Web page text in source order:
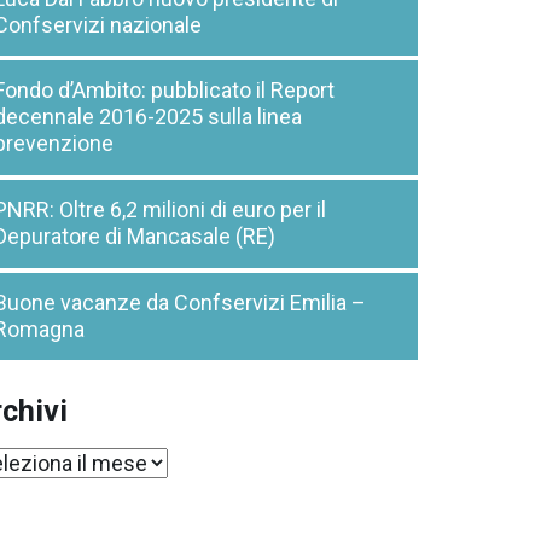
nazionale
d’Ambito: pubblicato il Report
2016-2025 sulla linea
Oltre 6,2 milioni di euro per il
di Mancasale (RE)
vacanze da Confservizi Emilia –